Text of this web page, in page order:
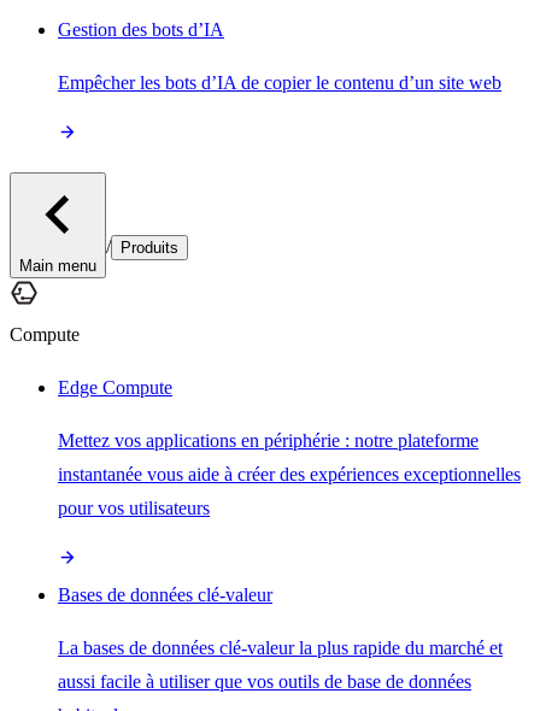
Gestion des bots d’IA
Empêcher les bots d’IA de copier le contenu d’un site web
Main menu
/ Produits
Compute
Edge Compute
Mettez vos applications en périphérie : notre plateforme
instantanée vous aide à créer des expériences exceptionnelles
pour vos utilisateurs
Bases de données clé-valeur
La bases de données clé-valeur la plus rapide du marché et
aussi facile à utiliser que vos outils de base de données